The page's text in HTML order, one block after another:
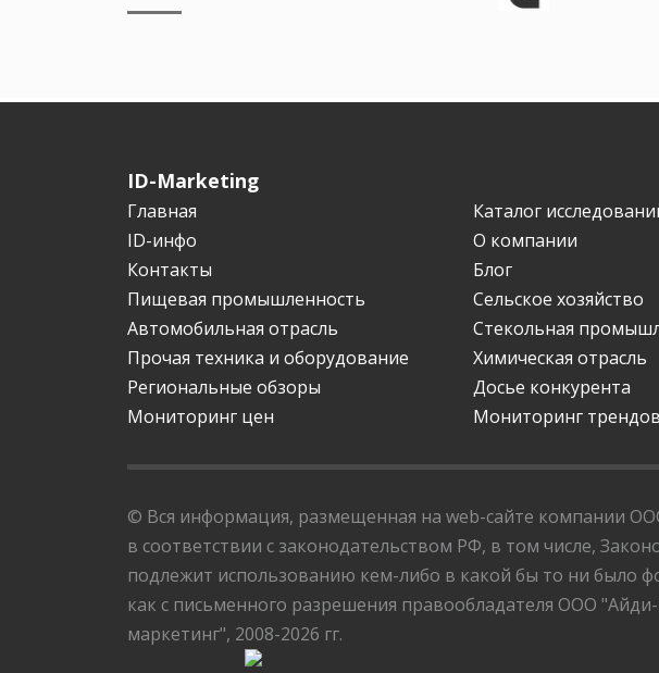
ID-Marketing
Главная
Каталог
ID-инфо
О компании
Контакты
Блог
Пищевая промышленность
Сельское хозяйство
Автомобильная отрасль
Стекольная
Прочая техника и оборудование
Химическая отрасль
Региональные обзоры
Досье конкурента
Мониторинг цен
Мониторинг
© Вся информация, размещенная на web-сайте компании
в соответствии с законодательством РФ, в том числе,
подлежит использованию кем-либо в какой бы то ни было
как с письменного разрешения правообладателя ООО
маркетинг", 2008-2026 гг.